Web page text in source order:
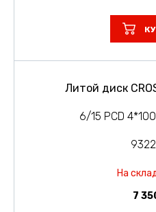
Литой диск
6/15 PCD
На
7